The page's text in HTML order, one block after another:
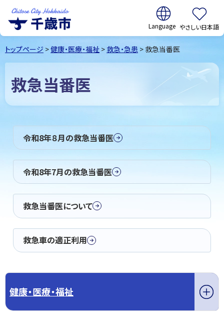
千歳市Chitose
City Hokkaido
翻訳:
やさしい日本語
トップページ >健康・医療・福祉 > 救急・急患 > 救急当番医
救急当番医
令和8年８月の救急当番医
令和8年7月の救急当番医
救急当番医について
救急車の適正利用
健康・医療・福祉